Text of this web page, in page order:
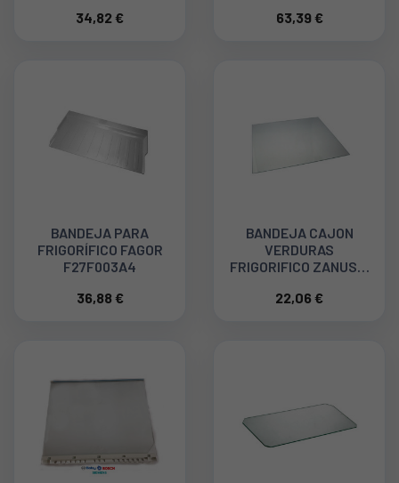
34,82 €
63,39 €
BANDEJA PARA
FRIGORÍFICO FAGOR
F27F003A4
36,88 €
BANDEJA CAJON
VERDURAS
FRIGORIFICO ZANUSSI
22,06 €